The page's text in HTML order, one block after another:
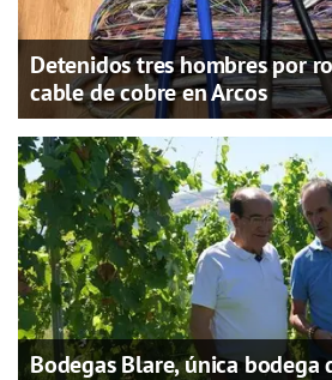
Detenidos tres hombres por
cable de cobre en Arcos
Bodegas Blare, única bodega